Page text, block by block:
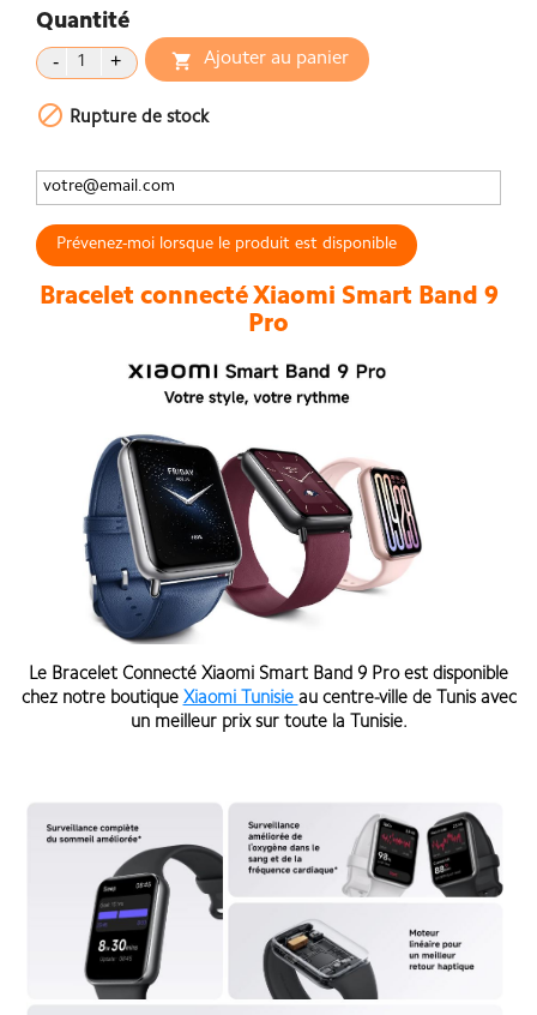
Quantité
 Ajouter au panier
 Rupture de stock
Prévenez-moi lorsque le produit est disponible
Bracelet connecté Xiaomi Smart Band 9
Pro
Le Bracelet Connecté Xiaomi Smart Band 9 Pro est disponible
chez notre boutique Xiaomi Tunisie au centre-ville de Tunis avec
un meilleur prix sur toute la Tunisie.